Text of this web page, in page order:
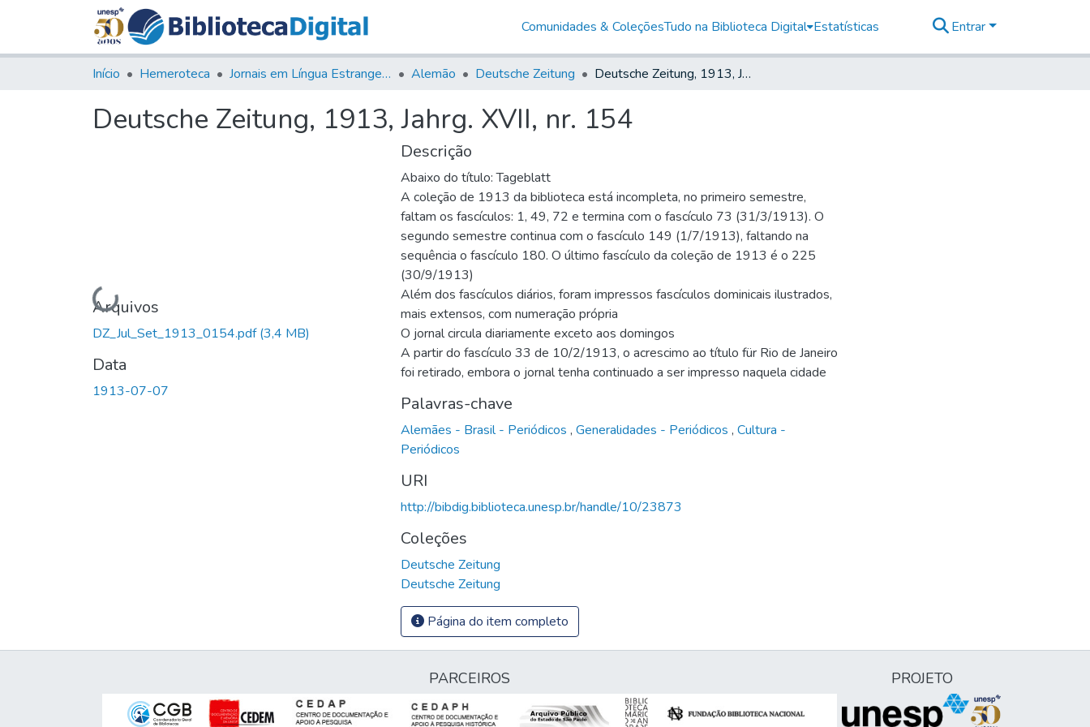
Comunidades & ColeçõesTudo na Biblioteca Digital Estatísticas Entrar
Início Hemeroteca Jornais em Língua Estrangeira Alemão Deutsche Zeitung Deutsche Zeitung, 1913, Jahrg. XVII, nr. 154
Deutsche Zeitung, 1913, Jahrg. XVII, nr. 154
Carregando...
Arquivos
DZ_Jul_Set_1913_0154.pdf(3,4 MB)
Data
1913-07-07
Descrição
Abaixo do título: Tageblatt
A coleção de 1913 da biblioteca está incompleta, no primeiro semestre,
faltam os fascículos: 1, 49, 72 e termina com o fascículo 73 (31/3/1913). O
segundo semestre continua com o fascículo 149 (1/7/1913), faltando na
sequência o fascículo 180. O último fascículo da coleção de 1913 é o 225
(30/9/1913)
Além dos fascículos diários, foram impressos fascículos dominicais ilustrados,
mais extensos, com numeração própria
O jornal circula diariamente exceto aos domingos
A partir do fascículo 33 de 10/2/1913, o acrescimo ao título für Rio de Janeiro
foi retirado, embora o jornal tenha continuado a ser impresso naquela cidade
Palavras-chave
Alemães - Brasil - Periódicos , Generalidades - Periódicos , Cultura -
Periódicos
URI
http://bibdig.biblioteca.unesp.br/handle/10/23873
Coleções
Deutsche Zeitung
Deutsche Zeitung
Página do item completo
PARCEIROS PROJETO